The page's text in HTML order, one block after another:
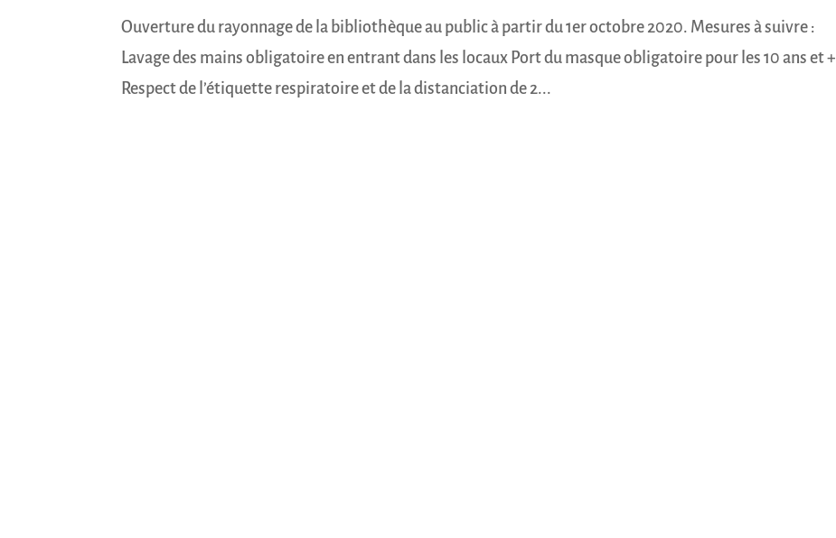
Ouverture du rayonnage de la bibliothèque au public à partir du 1er octobre 2020. Mesures à suivre :
Lavage des mains obligatoire en entrant dans les locaux Port du masque obligatoire pour les 10 ans et +
Respect de l’étiquette respiratoire et de la distanciation de 2...